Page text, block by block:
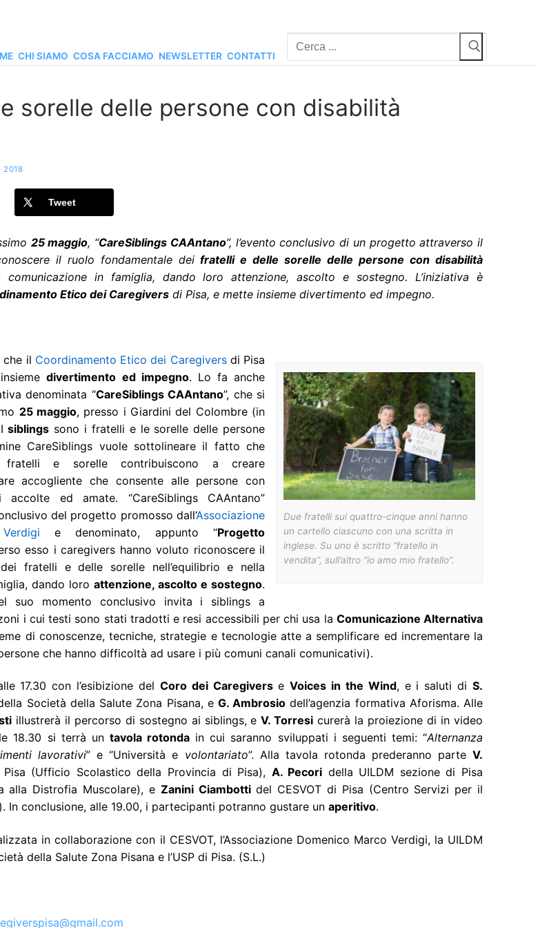
CHI SIAMO COSA FACCIAMO NEWSLETTER CONTATTI
Cerca:
sorelle delle persone con disabilità
2018
Tweet
25 maggio, “CareSiblings CAAntano”, l’evento conclusivo di un progetto attraverso il
il ruolo fondamentale deifratelli e delle sorelle delle persone con disabilità
comunicazione in famiglia, dando loro attenzione, ascolto e sostegno. L’iniziativa è
Etico dei Caregivers di Pisa, e mette insieme divertimento ed impegno.
Due fratelli sui quattro-cinque anni hanno
un cartello ciascuno con una scritta in
inglese. Su uno è scritto “fratello in
vendita”, sull’altro “io amo mio fratello”.
che il Coordinamento Etico dei Caregiversdi Pisa
divertimento ed impegno. Lo fa anche
denominata “CareSiblings CAAntano”, che si
25 maggio, presso i Giardini del Colombre (in
Isiblings sono i fratelli e le sorelle delle persone
CareSiblings vuole sottolineare il fatto che
fratelli e sorelle contribuiscono a creare
accogliente che consente alle persone con
ed amate. “CareSiblings CAAntano”
del progetto promosso dall’Associazione
e denominato, appunto “Progetto
esso i caregivers hanno voluto riconoscere il
fratelli e delle sorelle nell’equilibrio e nella
dando loro attenzione, ascolto e sostegno.
suo momento conclusivo invita i siblings a
i cui testi sono stati tradotti e resi accessibili per chi usa la Comunicazione Alternativa
di conoscenze, tecniche, strategie e tecnologie atte a semplificare ed incrementare la
che hanno difficoltà ad usare i più comuni canali comunicativi).
17.30 con l’esibizione del Coro dei CaregiverseVoices in the Wind, e i saluti diS.
Società della Salute Zona Pisana, e G. Ambrosio dell’agenzia formativa Aforisma. Alle
illustrerà il percorso di sostegno ai siblings, eV. Torresi curerà la proiezione di in video
18.30 si terrà un tavola rotonda in cui saranno sviluppati i seguenti temi: “Alternanza
lavorativi” e “Università e volontariato”. Alla tavola rotonda prederanno parteV.
Pisa (Ufficio Scolastico della Provincia di Pisa), A. Pecori della UILDM sezione di Pisa
alla Distrofia Muscolare), e Zanini Ciambottidel CESVOT di Pisa (Centro Servizi per il
In conclusione, alle 19.00, i partecipanti potranno gustare un aperitivo.
in collaborazione con il CESVOT, l’Associazione Domenico Marco Verdigi, la UILDM
della Salute Zona Pisana e l’USP di Pisa. (S.L.)